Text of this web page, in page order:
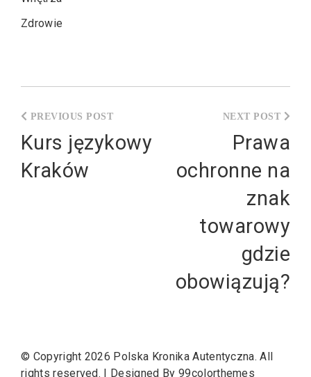
Zdrowie
wpisu
Kurs językowy
Kraków
Prawa
ochronne na
znak
towarowy
gdzie
obowiązują?
© Copyright 2026 Polska Kronika Autentyczna. All
rights reserved.
Designed By 99colorthemes